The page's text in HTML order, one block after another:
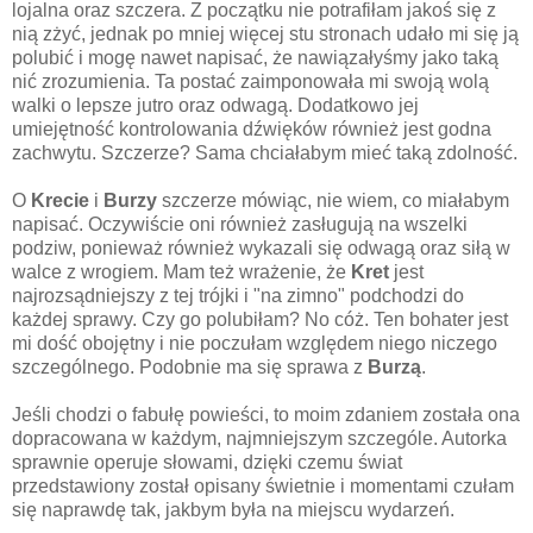
lojalna oraz szczera. Z początku nie potrafiłam jakoś się z
nią zżyć, jednak po mniej więcej stu stronach udało mi się ją
polubić i mogę nawet napisać, że nawiązałyśmy jako taką
nić zrozumienia. Ta postać zaimponowała mi swoją wolą
walki o lepsze jutro oraz odwagą. Dodatkowo jej
umiejętność kontrolowania dźwięków również jest godna
zachwytu. Szczerze? Sama chciałabym mieć taką zdolność.
O Krecie i Burzy szczerze mówiąc, nie wiem, co miałabym
napisać. Oczywiście oni również zasługują na wszelki
podziw, ponieważ również wykazali się odwagą oraz siłą w
walce z wrogiem. Mam też wrażenie, że Kret jest
najrozsądniejszy z tej trójki i "na zimno" podchodzi do
każdej sprawy. Czy go polubiłam? No cóż. Ten bohater jest
mi dość obojętny i nie poczułam względem niego niczego
szczególnego. Podobnie ma się sprawa z Burzą.
Jeśli chodzi o fabułę powieści, to moim zdaniem została ona
dopracowana w każdym, najmniejszym szczególe. Autorka
sprawnie operuje słowami, dzięki czemu świat
przedstawiony został opisany świetnie i momentami czułam
się naprawdę tak, jakbym była na miejscu wydarzeń.